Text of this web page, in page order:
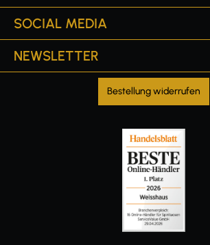
SOCIAL MEDIA
NEWSLETTER
Bestellung widerrufen